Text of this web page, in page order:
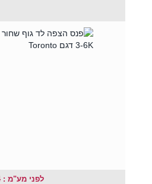
לפני מע"מ : 106.84 ₪